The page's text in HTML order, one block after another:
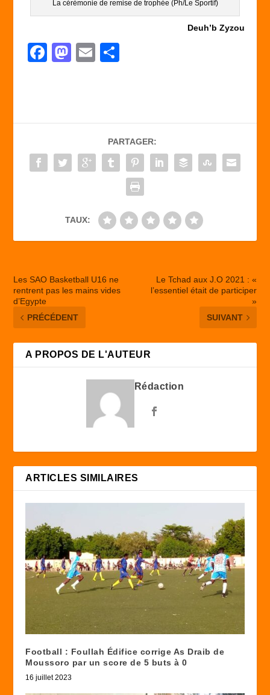
La cérémonie de remise de trophée (Ph/Le Sportif)
Deuh’b Zyzou
F
b
o
o
M
d
o
n
E
er
PARTAGER:
TAUX:
Les SAO Basketball U16 ne
rentrent pas les mains vides
d’Egypte
PRÉCÉDENT
Le Tchad aux J.O 2021 : «
l’essentiel était de participer
»
SUIVANT
A PROPOS DE L'AUTEUR
Rédaction
ARTICLES SIMILAIRES
Football : Foullah Édifice corrige As Draib de
Moussoro par un score de 5 buts à 0
16 juillet 2023